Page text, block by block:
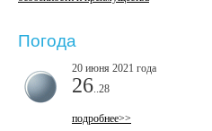
Погода
20 июня 2021 года
26 ..28
подробнее>>